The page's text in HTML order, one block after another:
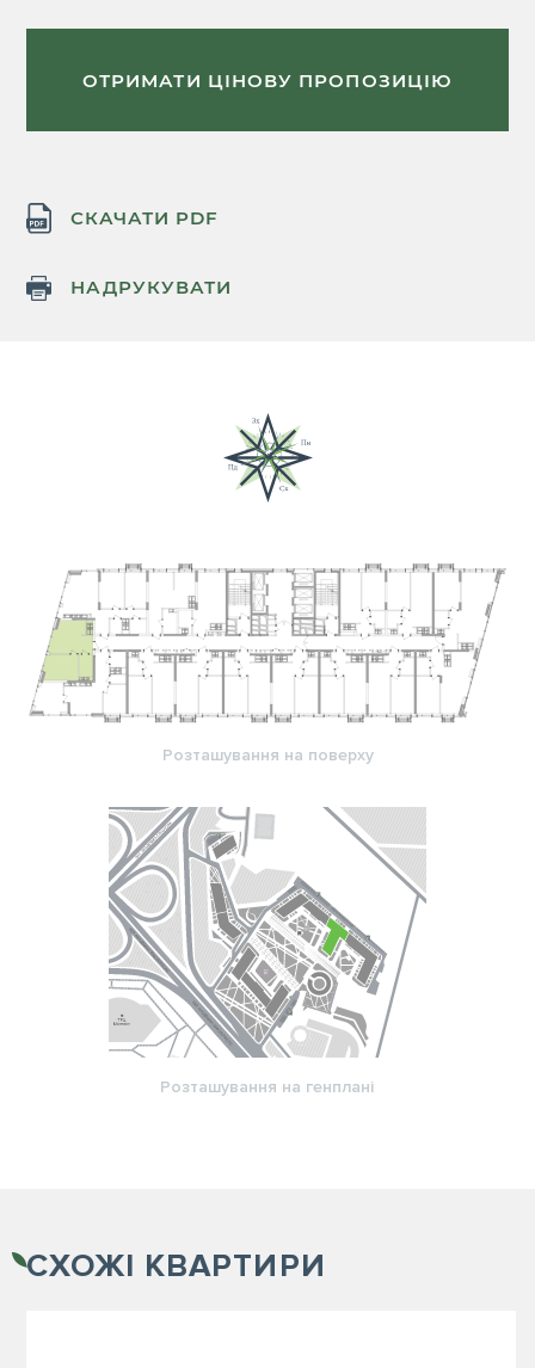
ОТРИМАТИ ЦІНОВУ ПРОПОЗИЦІЮ
СКАЧАТИ PDF
НАДРУКУВАТИ
Розташування на поверху
Розташування на генплані
СХОЖІ КВАРТИРИ